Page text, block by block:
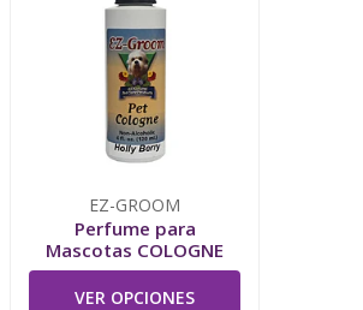
EZ-GROOM
Perfume para
Mascotas COLOGNE
VER OPCIONES